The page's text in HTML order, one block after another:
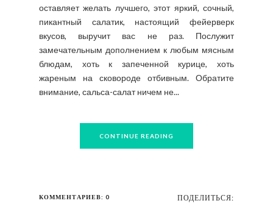
оставляет желать лучшего, этот яркий, сочный,
пикантный салатик, настоящий фейерверк
вкусов, выручит вас не раз. Послужит
замечательным дополнением к любым мясным
блюдам, хоть к запеченной курице, хоть
жареным на сковороде отбивным. Обратите
внимание, сальса-салат ничем не...
CONTINUE READING
КОММЕНТАРИЕВ: 0 ПОДЕЛИТЬСЯ: